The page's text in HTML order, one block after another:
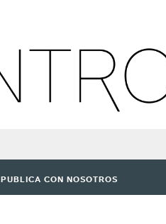
PUBLICA CON NOSOTROS